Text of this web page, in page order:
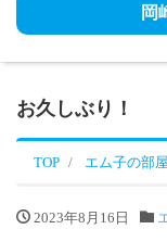
岡
お久しぶり！
TOP エム子の部屋
2023年8月16日